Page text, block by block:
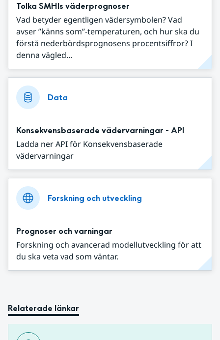
Tolka SMHIs väderprognoser
Vad betyder egentligen vädersymbolen? Vad
avser ”känns som”-temperaturen, och hur ska du
förstå nederbördsprognosens procentsiffror? I
denna vägled...
Data
Konsekvensbaserade vädervarningar - API
Ladda ner API för Konsekvensbaserade
vädervarningar
Forskning och utveckling
Prognoser och varningar
Forskning och avancerad modellutveckling för att
du ska veta vad som väntar.
Relaterade länkar